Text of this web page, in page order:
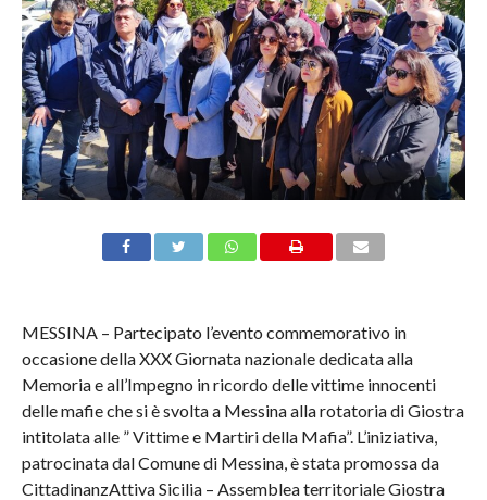
MESSINA – Partecipato l’evento commemorativo in
occasione della XXX Giornata nazionale dedicata alla
Memoria e all’Impegno in ricordo delle vittime innocenti
delle mafie che si è svolta a Messina alla rotatoria di Giostra
intitolata alle ” Vittime e Martiri della Mafia”. L’iniziativa,
patrocinata dal Comune di Messina, è stata promossa da
CittadinanzAttiva Sicilia – Assemblea territoriale Giostra